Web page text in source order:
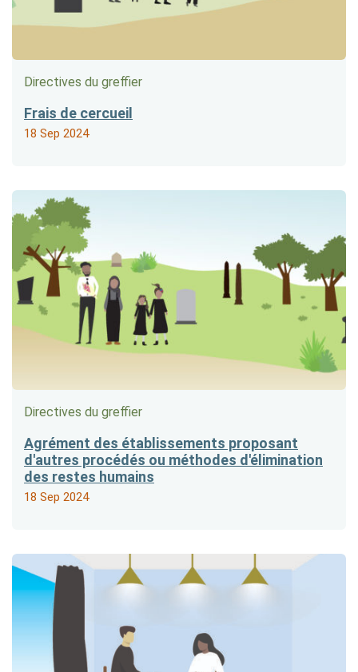
Directives du greffier
Frais de cercueil
18 Sep 2024
Directives du greffier
Agrément des établissements proposant
d'autres procédés ou méthodes d'élimination
des restes humains
18 Sep 2024